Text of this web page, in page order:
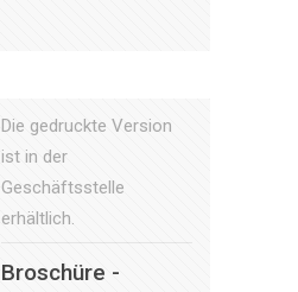
Die gedruckte Version
ist in der
Geschäftsstelle
erhältlich.
Broschüre -